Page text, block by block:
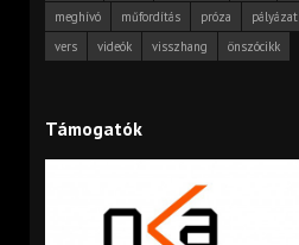
meghívó
műfordítás próza pályázat
vers
videók visszhang önszócikk
Támogatók